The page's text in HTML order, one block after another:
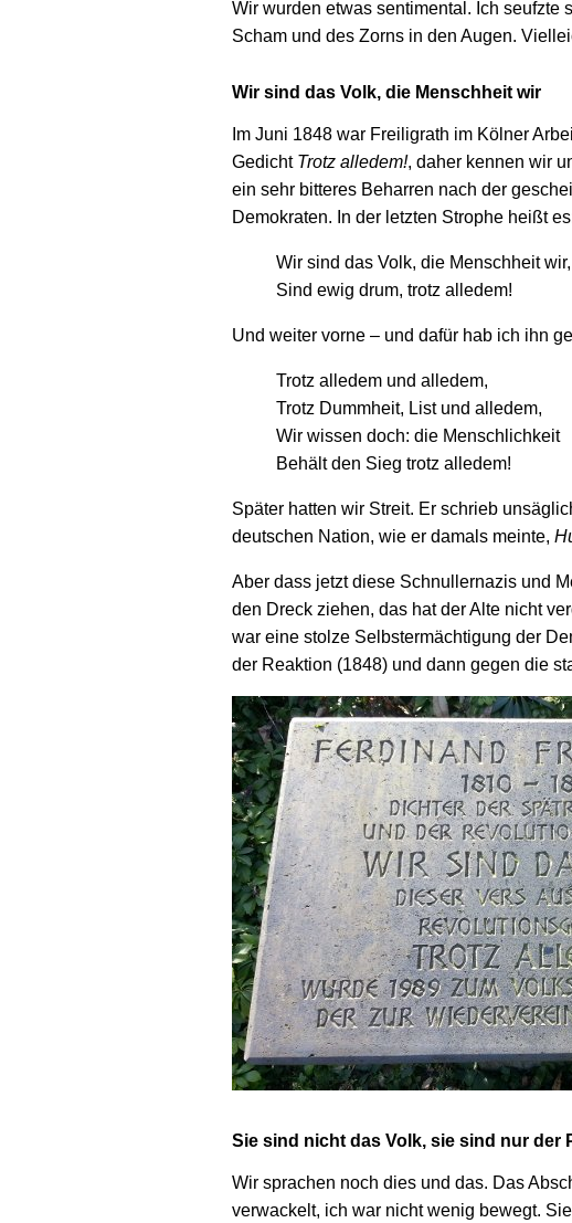
Wir wurden etwas sentimental. Ich seufzte
Scham und des Zorns in den Augen.
Wir sind das Volk, die Menschheit wir
Im Juni 1848 war Freiligrath im Kölner
Gedicht Trotz alledem!, daher kennen wir
ein sehr bitteres Beharren nach der
Demokraten. In der letzten Strophe heißt
Wir sind das Volk, die Menschheit wir,
Sind ewig drum, trotz alledem!
Und weiter vorne – und dafür hab ich ihn
Trotz alledem und alledem,
Trotz Dummheit, List und alledem,
Wir wissen doch: die Menschlichkeit
Behält den Sieg trotz alledem!
Später hatten wir Streit. Er schrieb
deutschen Nation, wie er damals meinte,
Aber dass jetzt diese Schnullernazis und
den Dreck ziehen, das hat der Alte nicht
war eine stolze Selbstermächtigung der
der Reaktion (1848) und dann gegen die
Sie sind nicht das Volk, sie sind nur der
Wir sprachen noch dies und das. Das
verwackelt, ich war nicht wenig bewegt.